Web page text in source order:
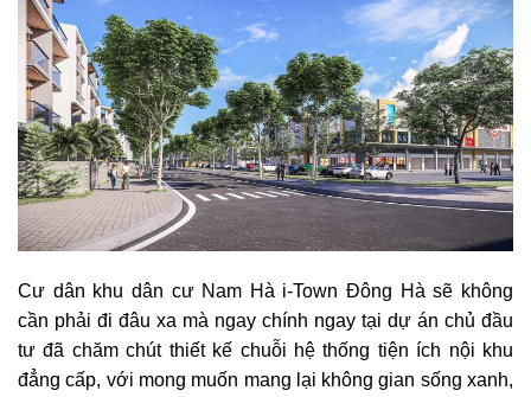
Cư dân khu dân cư Nam Hà i-Town Đông Hà sẽ không
cần phải đi đâu xa mà ngay chính ngay tại dự án chủ đầu
tư đã chăm chút thiết kế chuỗi hệ thống tiện ích nội khu
đẳng cấp, với mong muốn mang lại không gian sống xanh,